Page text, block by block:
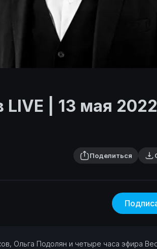
| 13 мая 2022
Поделиться
Ольга Подолян и четыре часа эфира